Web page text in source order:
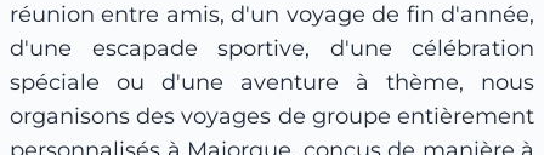
réunion entre amis, d'un voyage de fin d'année,
d'une escapade sportive, d'une célébration
spéciale ou d'une aventure à thème, nous
organisons des voyages de groupe entièrement